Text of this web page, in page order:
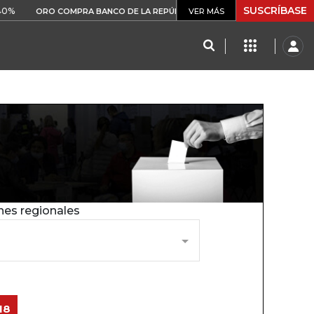
ORO COMPRA BANCO DE LA REPÚBLICA $ 408.498,97 +$ 8.753,81
VER MÁS SUSCRÍBASE
regionales